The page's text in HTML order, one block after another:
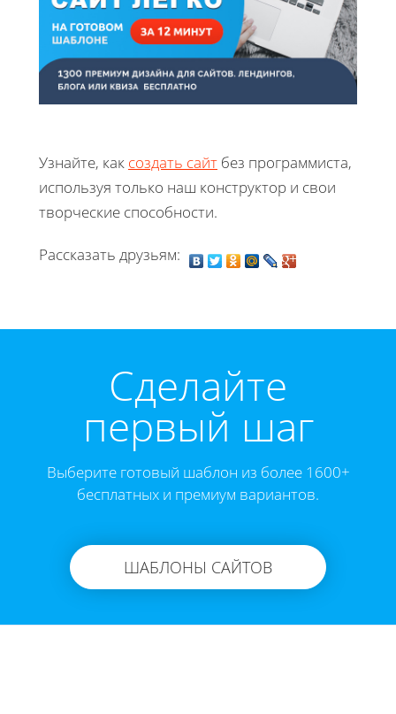
Узнайте, как создать сайт без программиста,
используя только наш конструктор и свои
творческие способности.
Рассказать друзьям:
Cделайте
первый шаг
Выберите готовый шаблон из более 1600+
бесплатных и премиум вариантов.
ШАБЛОНЫ САЙТОВ